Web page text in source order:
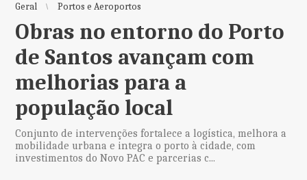
Geral Portos e Aeroportos
Obras no entorno do Porto
de Santos avançam com
melhorias para a
população local
Conjunto de intervenções fortalece a logística, melhora a
mobilidade urbana e integra o porto à cidade, com
investimentos do Novo PAC e parcerias c...